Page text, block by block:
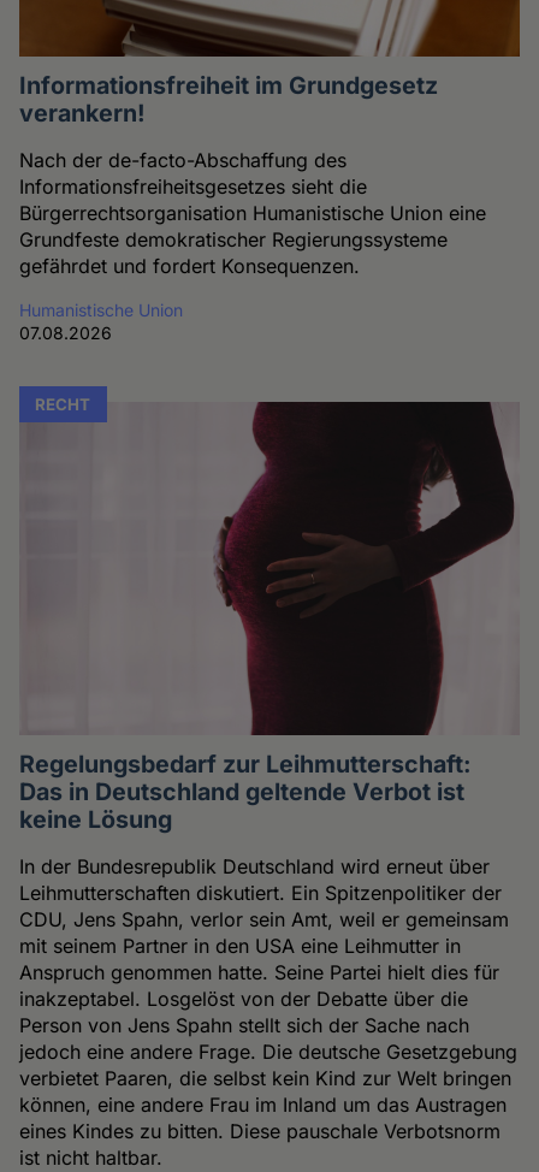
Informationsfreiheit im Grundgesetz
verankern!
Nach der de-facto-Abschaffung des
Informationsfreiheitsgesetzes sieht die
Bürgerrechtsorganisation Humanistische Union eine
Grundfeste demokratischer Regierungssysteme
gefährdet und fordert Konsequenzen.
Humanistische Union
07.08.2026
RECHT
Regelungsbedarf zur Leihmutterschaft:
Das in Deutschland geltende Verbot ist
keine Lösung
In der Bundesrepublik Deutschland wird erneut über
Leihmutterschaften diskutiert. Ein Spitzenpolitiker der
CDU, Jens Spahn, verlor sein Amt, weil er gemeinsam
mit seinem Partner in den USA eine Leihmutter in
Anspruch genommen hatte. Seine Partei hielt dies für
inakzeptabel. Losgelöst von der Debatte über die
Person von Jens Spahn stellt sich der Sache nach
jedoch eine andere Frage. Die deutsche Gesetzgebung
verbietet Paaren, die selbst kein Kind zur Welt bringen
können, eine andere Frau im Inland um das Austragen
eines Kindes zu bitten. Diese pauschale Verbotsnorm
ist nicht haltbar.